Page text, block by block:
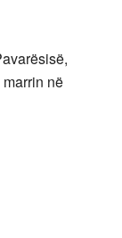
në